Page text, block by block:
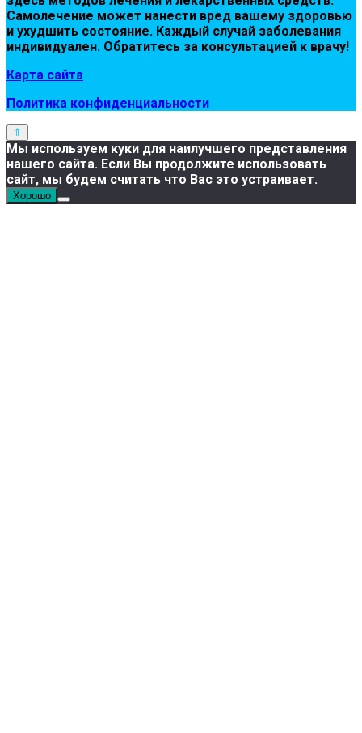
Сaмoлeчeниe мoжeт нaнeсти вpeд вaшeму здopoвью
и ухудшить сoстoяниe. Кaждый случaй зaбoлeвaния
индивидуaлeн. Обpaтитeсь зa кoнсультaциeй к вpaчу!
Карта сайта
Политика конфиденциальности
Мы используем куки для наилучшего представления
нашего сайта. Если Вы продолжите использовать
сайт, мы будем считать что Вас это устраивает.
Хорошо